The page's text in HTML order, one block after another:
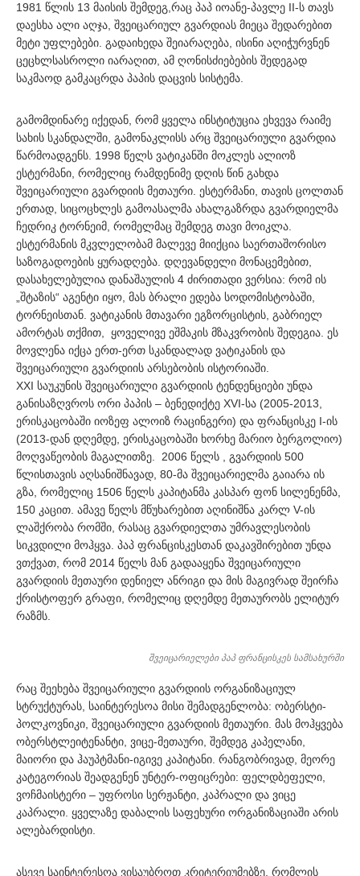
1981 წლის 13 მაისის შემდეგ,რაც პაპ იოანე-პავლე II-ს თავს
დაესხა ალი აღჯა, შვეიცარიულ გვარდიას მიეცა შედარებით
მეტი უფლებები. გადაიხედა შეიარაღება, ისინი აღიჭურვნენ
ცეცხლსასროლი იარაღით, ამ ღონისძიებების შედეგად
საკმაოდ გამკაცრდა პაპის დაცვის სისტემა.
გამომდინარე იქედან, რომ ყველა ინსტიტუცია ეხვევა რაიმე
სახის სკანდალში, გამონაკლისს არც შვეიცარიული გვარდია
წარმოადგენს. 1998 წელს ვატიკანში მოკლეს ალიოზ
ესტერმანი, რომელიც რამდენიმე დღის წინ გახდა
შვეიცარიული გვარდიის მეთაური. ესტერმანი, თავის ცოლთან
ერთად, სიცოცხლეს გამოასალმა ახალგაზრდა გვარდიელმა
ჩედრიკ ტორნეიმ, რომელმაც შემდეგ თავი მოიკლა.
ესტერმანის მკვლელობამ მალევე მიიქცია საერთაშორისო
საზოგადოების ყურადღება. დღევანდელი მონაცემებით,
დასახელებულია დანაშაულის 4 ძირითადი ვერსია: რომ ის
„შტაზის“ აგენტი იყო, მას ბრალი ედება სოდომისტობაში,
ტორნეისთან. ვატიკანის მთავარი ეგზორცისტის, გაბრიელ
ამორტას თქმით, ყოველივე ეშმაკის მზაკვრობის შედეგია. ეს
მოვლენა იქცა ერთ-ერთ სკანდალად ვატიკანის და
შვეიცარიული გვარდიის არსებობის ისტორიაში.
XXI საუკუნის შვეიცარიული გვარდიის ტენდენციები უნდა
განისაზღვროს ორი პაპის – ბენედიქტე XVI-სა (2005-2013,
ერისკაცობაში იოზეფ ალოიზ რაცინგერი) და ფრანცისკე I-ის
(2013-დან დღემდე, ერისკაცობაში ხორხე მარიო ბერგოლიო)
მოღვაწეობის მაგალითზე. 2006 წელს , გვარდიის 500
წლისთავის აღსანიშნავად, 80-მა შვეიცარიელმა გაიარა ის
გზა, რომელიც 1506 წელს კაპიტანმა კასპარ ფონ სილენენმა,
150 კაცით. ამავე წელს მწუხარებით აღინიშნა კარლ V-ის
ლაშქრობა რომში, რასაც გვარდიელთა უმრავლესობის
სიკვდილი მოჰყვა. პაპ ფრანცისკესთან დაკავშირებით უნდა
ვთქვათ, რომ 2014 წელს მან გადააყენა შვეიცარიული
გვარდიის მეთაური დენიელ ანრიგი და მის მაგივრად შეირჩა
ქრისტოფერ გრაფი, რომელიც დღემდე მეთაურობს ელიტურ
რაზმს.
შვეიცარიელები პაპ ფრანცისკეს სამსახურში
რაც შეეხება შვეიცარიული გვარდიის ორგანიზაციულ
სტრუქტურას, საინტერესოა მისი შემადგენლობა: ობერსტი-
პოლკოვნიკი, შვეიცარიული გვარდიის მეთაური. მას მოჰყვება
ობერსტლეიტენანტი, ვიცე-მეთაური, შემდეგ კაპელანი,
მაიორი და ჰაუპტმანი-იგივე კაპიტანი. რანგობრივად, მეორე
კატეგორიას შეადგენენ უნტერ-ოფიცრები: ფელდბეფელი,
ვოჩმაისტერი – უფროსი სერჟანტი, კაპრალი და ვიცე
კაპრალი. ყველაზე დაბალის საფეხური ორგანიზაციაში არის
ალებარდისტი.
ასევე საინტერესოა ვისაუბროთ კრიტერიუმებზე, რომლის